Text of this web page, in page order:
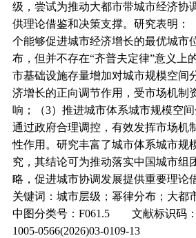
级，尝试为推动大都市带城市经济协
供理论借鉴和决策支撑。研究表明：
个能够促进城市经济增长的最优城市
布，但并不存在“齐普夫定律”意义上
市基础设施存量增加对城市规模空间
济增长的正向调节作用，受市场机制
响；（3）推进城市体系城市规模空
通过政府合理调控，有效发挥市场机
性作用。研究丰富了城市体系城市规
究，其结论可为推动落实中国城市组
略，促进城市协调发展提供重要理论
关键词：城市层级；幂律分布；大都
中图分类号：F061.5 文献标识码
1005-0566(2026)03-0109-13